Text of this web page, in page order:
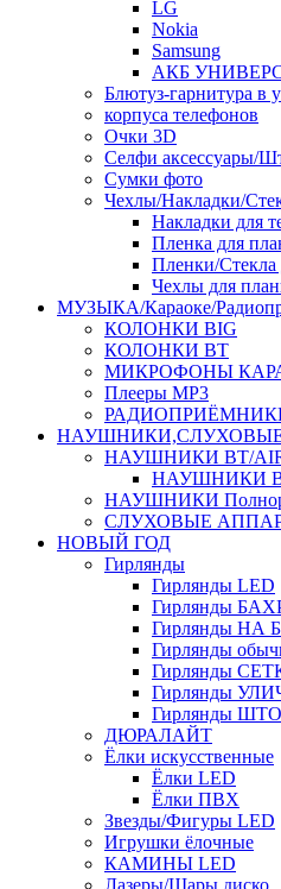
LG
Nokia
Samsung
АКБ
Блютуз-гарнитура в
корпуса телефонов
Очки 3D
Селфи аксессуары/
Сумки фото
Чехлы/Накладки/
Накладки для
Пленка для
Пленки/Стекла
Чехлы для
МУЗЫКА/Караоке/
КОЛОНКИ BIG
КОЛОНКИ BT
МИКРОФОНЫ
Плееры MP3
НАУШНИКИ,СЛУХОВЫЕ
НАУШНИКИ BT/
НАУШНИКИ
НАУШНИКИ
СЛУХОВЫЕ
НОВЫЙ ГОД
Гирлянды
Гирлянды LED
Гирлянды
Гирлянды НА
Гирлянды
Гирлянды
Гирлянды
Гирлянды
ДЮРАЛАЙТ
Ёлки искусственные
Ёлки LED
Ёлки ПВХ
Звезды/Фигуры LED
Игрушки ёлочные
КАМИНЫ LED
Лазеры/Шары диско